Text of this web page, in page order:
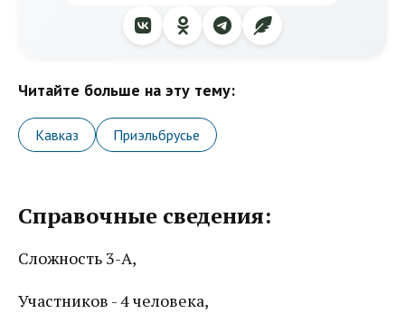
Читайте больше на эту тему:
Кавказ Приэльбрусье
Справочные сведения:
Сложность 3-А,
Участников - 4 человека,